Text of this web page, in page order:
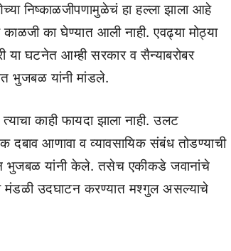
निष्काळजीपणामुळेचं हा हल्ला झाला आहे
का घेण्यात आली नाही. एवढ्या मोठ्या
घटनेत आम्ही सरकार व सैन्याबरोबर
भुजबळ यांनी मांडले.
काही फायदा झाला नाही. उलट
दबाव आणावा व व्यावसायिक संबंध तोडण्याची
भुजबळ यांनी केले. तसेच एकीकडे जवानांचे
मंडळी उदघाटन करण्यात मश्गुल असल्याचे